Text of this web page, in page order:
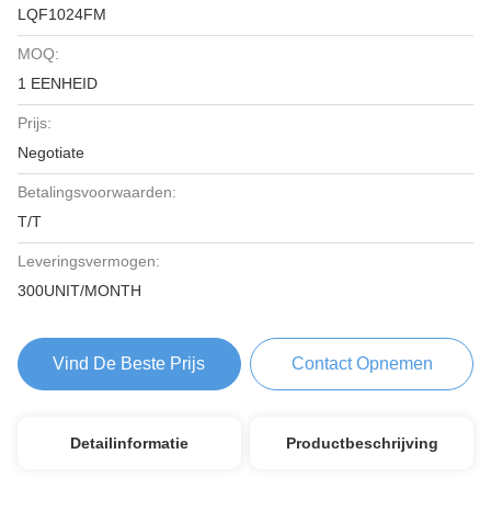
LQF1024FM
MOQ:
1 EENHEID
Prijs:
Negotiate
Betalingsvoorwaarden:
T/T
Leveringsvermogen:
300UNIT/MONTH
Vind De Beste Prijs Contact Opnemen
Detailinformatie Productbeschrijving